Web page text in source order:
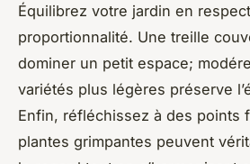
Équilibrez votre jardin en
proportionnalité. Une treille
dominer un petit espace;
variétés plus légères préserve
Enfin, réfléchissez à des points
plantes grimpantes peuvent